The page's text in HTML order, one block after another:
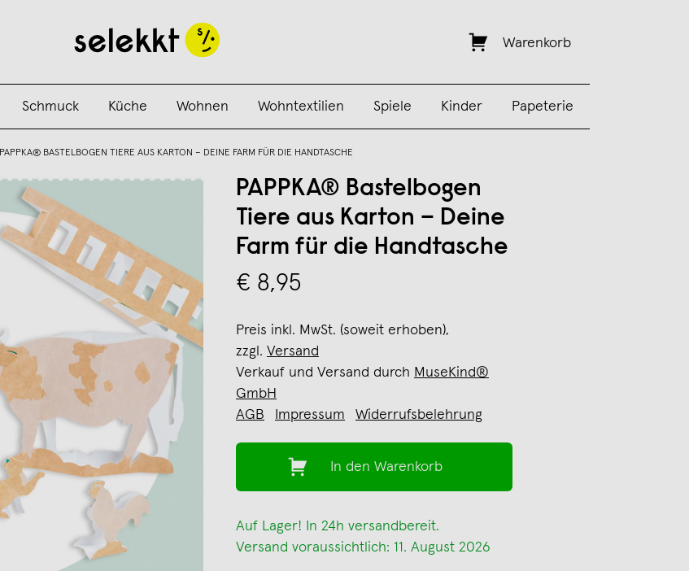
Warenkorb
Schmuck Küche Wohnen Wohntextilien Spiele Kinder Papeterie
PAPPKA® BASTELBOGEN TIERE AUS KARTON – DEINE FARM FÜR DIE HANDTASCHE
PAPPKA® Bastelbogen
Tiere aus Karton – Deine
Farm für die Handtasche
€ 8,95
Preis inkl. MwSt. (soweit erhoben),
zzgl. Versand
Verkauf und Versand durch MuseKind®
GmbH
AGB
Impressum Widerrufsbelehrung
In den Warenkorb
Auf Lager! In 24h versandbereit.
Versand voraussichtlich: 11. August 2026